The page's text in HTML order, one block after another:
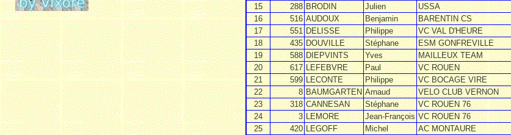
15
288 BRODIN Julien USSA
16
516 AUDOUX Benjamin BARENTIN CS
17
551 DELISSE Philippe VC VAL D'HEURE
18
435 DOUVILLE Stéphane ESM GONFREVILLE
19
588 DIEPVINTS Yves MAILLEUX TEAM
20
617 LEFEBVRE Paul VC ROUEN
21
599 LECONTE Philippe VC BOCAGE VIRE
22
8 BAUMGARTEN Arnaud VELO CLUB VERNON
23
318 CANNESAN Stéphane VC ROUEN 76
24
3 LEMORE Jean-François VC ROUEN 76
25
420 LEGOFF Michel AC MONTAURE